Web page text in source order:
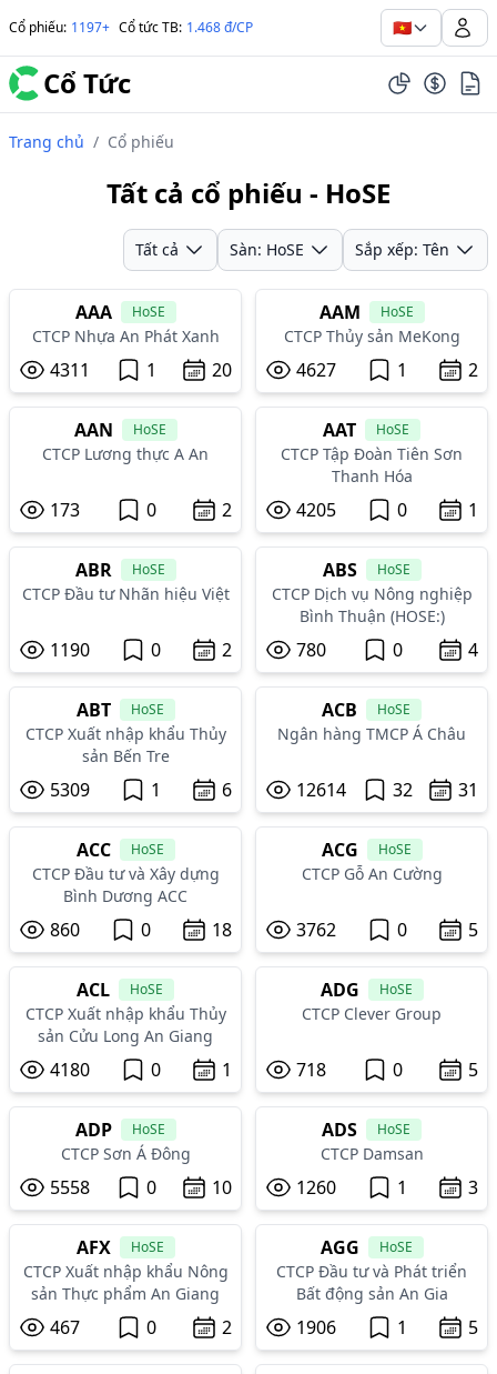
Cổ phiếu: 1197+ Cổ tức TB: 1.468 đ/CP 🇻🇳
Cổ Tức
Trang chủ / Cổ phiếu
Tất cả cổ phiếu - HoSE
Tất cả Sàn: HoSE Sắp xếp: Tên
AAA HoSE
CTCP Nhựa An Phát Xanh
4311 1 20
AAM HoSE
CTCP Thủy sản MeKong
4627 1 2
AAN HoSE
CTCP Lương thực A An
173 0 2
AAT HoSE
CTCP Tập Đoàn Tiên Sơn
Thanh Hóa
4205 0 1
ABR HoSE
CTCP Đầu tư Nhãn hiệu Việt
1190 0 2
ABS HoSE
CTCP Dịch vụ Nông nghiệp
Bình Thuận (HOSE:)
780 0 4
ABT HoSE
CTCP Xuất nhập khẩu Thủy
sản Bến Tre
5309 1 6
ACB HoSE
Ngân hàng TMCP Á Châu
12614 32 31
ACC HoSE
CTCP Đầu tư và Xây dựng
Bình Dương ACC
860 0 18
ACG HoSE
CTCP Gỗ An Cường
3762 0 5
ACL HoSE
CTCP Xuất nhập khẩu Thủy
sản Cửu Long An Giang
4180 0 1
ADG HoSE
CTCP Clever Group
718 0 5
ADP HoSE
CTCP Sơn Á Đông
5558 0 10
ADS HoSE
CTCP Damsan
1260 1 3
AFX HoSE
CTCP Xuất nhập khẩu Nông
sản Thực phẩm An Giang
467 0 2
AGG HoSE
CTCP Đầu tư và Phát triển
Bất động sản An Gia
1906 1 5